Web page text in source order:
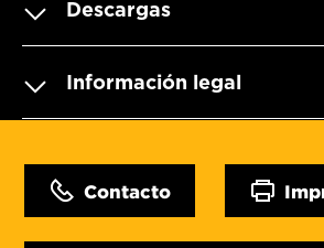
Descargas
Información legal
Contacto